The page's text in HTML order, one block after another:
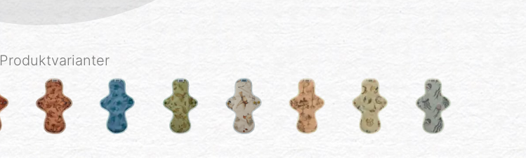
Produktvarianter